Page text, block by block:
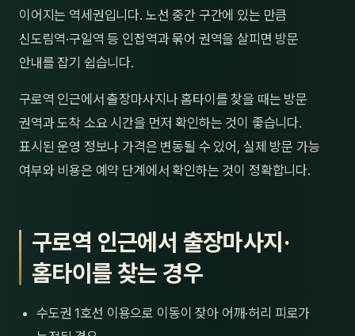
이어지는 역세권입니다. 노선 중간 구간에 있는 만큼
신도림역·구일역 등 인접역과 묶어 권역을 살피면 방문
안내를 잡기 쉽습니다.
구로역 인근에서 출장마사지나 홈타이를 찾을 때는 방문
권역과 도착 소요 시간을 먼저 확인하는 것이 좋습니다.
표시된 운영 정보나 가격은 변동될 수 있어, 실제 방문 가능
여부와 비용은 예약 단계에서 확인하는 것이 정확합니다.
구로역 인근에서 출장마사지·
홈타이를 찾는 경우
수도권 1호선 이용으로 이동이 잦아 어깨·허리 피로가